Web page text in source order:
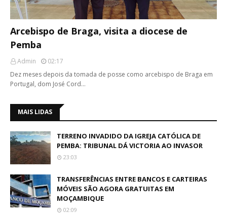
Arcebispo de Braga, visita a diocese de
Pemba
Admin
02:17
Dez meses depois da tomada de posse como arcebispo de Braga em
Portugal, dom José Cord…
MAIS LIDAS
TERRENO INVADIDO DA IGREJA CATÓLICA DE
PEMBA: TRIBUNAL DÁ VICTORIA AO INVASOR
23:03
TRANSFERÊNCIAS ENTRE BANCOS E CARTEIRAS
MÓVEIS SÃO AGORA GRATUITAS EM
MOÇAMBIQUE
02:09